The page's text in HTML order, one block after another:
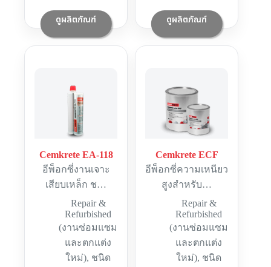
ดูผลิตภัณฑ์ ดูผลิตภัณฑ์
Cemkrete EA-118
อีพ็อกซี่งานเจาะ
เสียบเหล็ก ช…
Repair &
Refurbished
(งานซ่อมแซม
และตกแต่ง
ใหม่), ชนิด
Cemkrete ECF
อีพ็อกซี่ความเหนียว
สูงสำหรับ…
Repair &
Refurbished
(งานซ่อมแซม
และตกแต่ง
ใหม่), ชนิด